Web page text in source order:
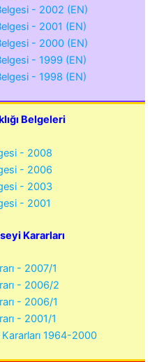
- 2002 (EN)
- 2001 (EN)
- 2000 (EN)
- 1999 (EN)
- 1998 (EN)
Belgeleri
- 2008
- 2006
- 2003
- 2001
Kararları
- 2007/1
- 2006/2
- 2006/1
- 2001/1
1964-2000